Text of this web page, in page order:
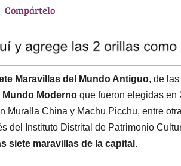
T
e
a
d
s
Compártelo
Maravillas del Mundo Antiguo, de
Mundo Moderno que fueron elegidas en
Muralla China y Machu Picchu, entre
del Instituto Distrital de Patrimonio
siete maravillas de la capital.